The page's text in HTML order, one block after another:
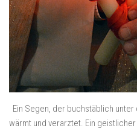
Ein Segen, der buchstäblich
wärmt und verarztet. Ein